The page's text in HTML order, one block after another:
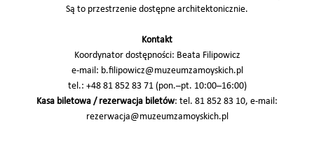
Są to przestrzenie dostępne architektonicznie.
Kontakt
Koordynator dostępności: Beata Filipowicz
e-mail: b.filipowicz@muzeumzamoyskich.pl
tel.: +48 81 852 83 71 (pon.–pt. 10:00–16:00)
Kasa biletowa / rezerwacja biletów: tel. 81 852 83 10, e-mail:
rezerwacja@muzeumzamoyskich.pl